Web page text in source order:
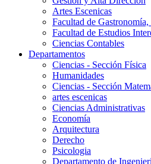
Artes Escenicas
Facultad de
Facultad de Estudios
Ciencias Contables
Departamentos
Ciencias - Sección Física
Humanidades
Ciencias - Sección
artes escenicas
Ciencias Administrativas
Economía
Arquitectura
Derecho
Psicologia
Departamento de